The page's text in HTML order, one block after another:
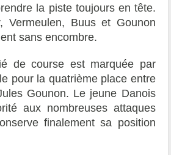
la piste toujours en tête.
Vermeulen, Buus et Gounon
sans encombre.
de course est marquée par
pour la quatrième place entre
Gounon. Le jeune Danois
aux nombreuses attaques
finalement sa position